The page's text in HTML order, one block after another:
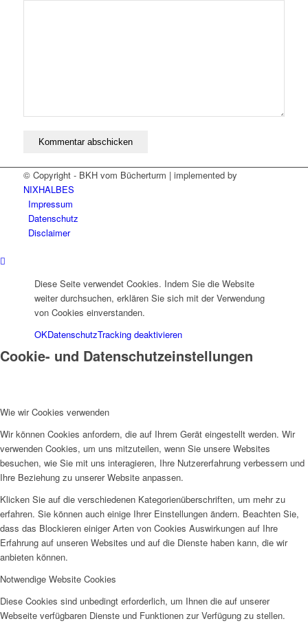
© Copyright - BKH vom Bücherturm | implemented by
NIXHALBES
Impressum
Datenschutz
Disclaimer
Diese Seite verwendet Cookies. Indem Sie die Website
weiter durchsuchen, erklären Sie sich mit der Verwendung
von Cookies einverstanden.
OKDatenschutzTracking deaktivieren
Cookie- und Datenschutzeinstellungen
Wie wir Cookies verwenden
Wir können Cookies anfordern, die auf Ihrem Gerät eingestellt werden. Wir
verwenden Cookies, um uns mitzuteilen, wenn Sie unsere Websites
besuchen, wie Sie mit uns interagieren, Ihre Nutzererfahrung verbessern und
Ihre Beziehung zu unserer Website anpassen.
Klicken Sie auf die verschiedenen Kategorienüberschriften, um mehr zu
erfahren. Sie können auch einige Ihrer Einstellungen ändern. Beachten Sie,
dass das Blockieren einiger Arten von Cookies Auswirkungen auf Ihre
Erfahrung auf unseren Websites und auf die Dienste haben kann, die wir
anbieten können.
Notwendige Website Cookies
Diese Cookies sind unbedingt erforderlich, um Ihnen die auf unserer
Webseite verfügbaren Dienste und Funktionen zur Verfügung zu stellen.